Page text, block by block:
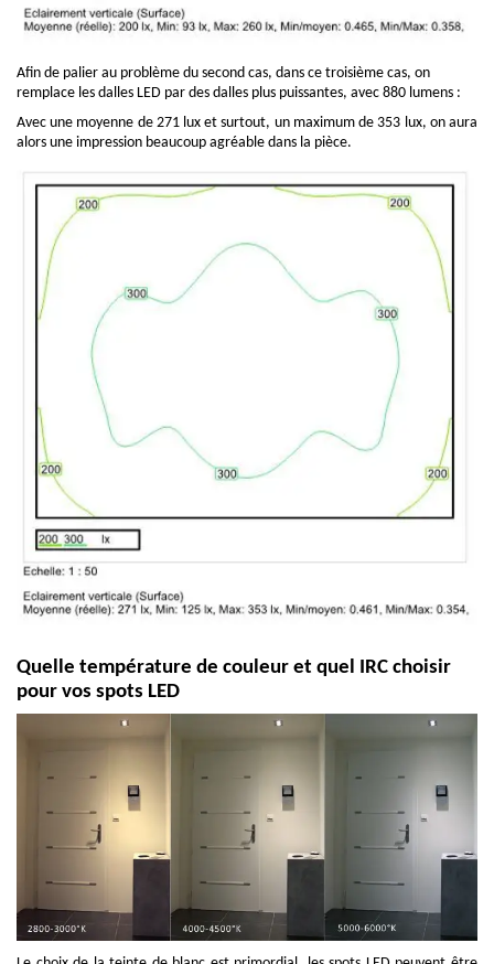
Afin de palier au problème du second cas, dans ce troisième cas, on
remplace les dalles LED par des dalles plus puissantes, avec 880 lumens :
Avec une moyenne de 271 lux et surtout, un maximum de 353 lux, on aura
alors une impression beaucoup agréable dans la pièce.
Quelle température de couleur et quel IRC choisir
pour vos spots LED